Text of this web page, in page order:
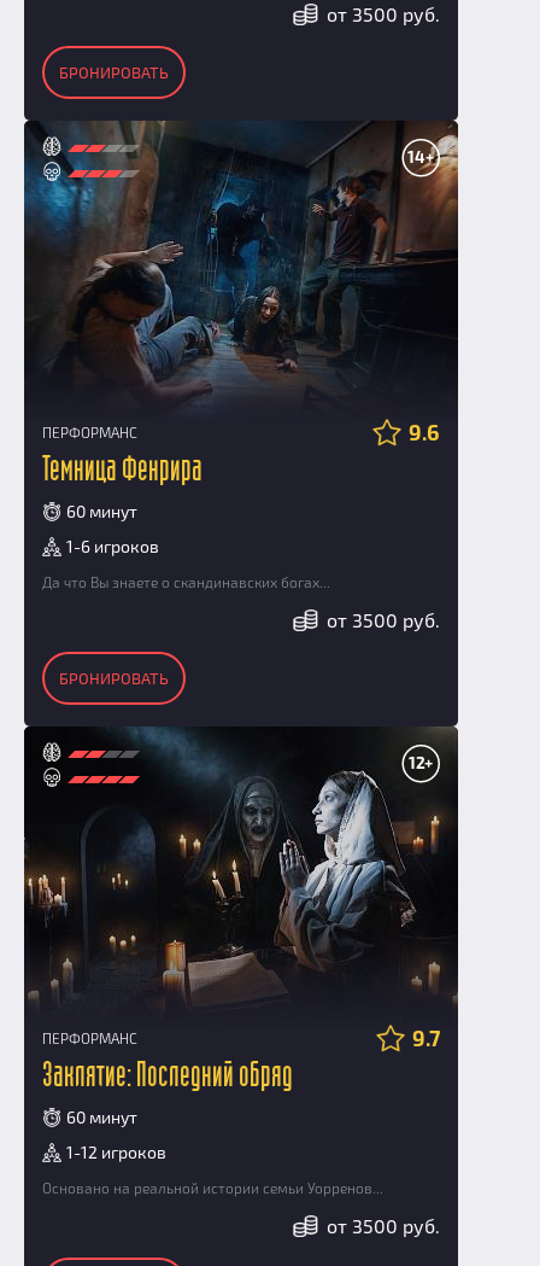
от 3500 руб.
БРОНИРОВАТЬ
14+
ПЕРФОРМАНС 9.6
Темница Фенрира
60 минут
1-6 игроков
Да что Вы знаете о скандинавских богах...
от 3500 руб.
БРОНИРОВАТЬ
12+
ПЕРФОРМАНС 9.7
Заклятие: Последний обряд
60 минут
1-12 игроков
Основано на реальной истории семьи Уорренов...
от 3500 руб.